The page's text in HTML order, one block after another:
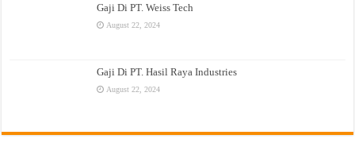
Gaji Di PT. Weiss Tech
August 22, 2024
Gaji Di PT. Hasil Raya Industries
August 22, 2024